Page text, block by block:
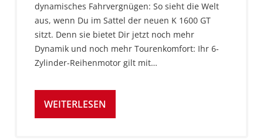
dynamisches Fahrvergnügen: So sieht die Welt
aus, wenn Du im Sattel der neuen K 1600 GT
sitzt. Denn sie bietet Dir jetzt noch mehr
Dynamik und noch mehr Tourenkomfort: Ihr 6-
Zylinder-Reihenmotor gilt mit…
WEITERLESEN